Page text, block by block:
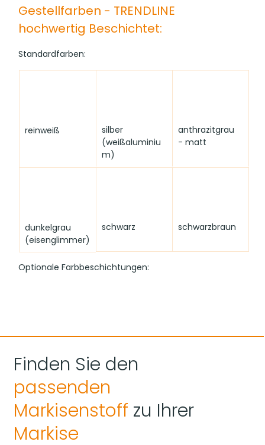
Gestellfarben - TRENDLINE
hochwertig Beschichtet:
Standardfarben:
reinweiß
silber
(weißaluminiu
m)
anthrazitgrau
- matt
dunkelgrau
(eisenglimmer)
schwarz schwarzbraun
Optionale Farbbeschichtungen:
Hinweis zur Farbdarstellung:
die hier gezeigten Farben je nach Bildschirmeinstellung
von den Originalfarbtönen abweichen können.
Finden Sie den
passenden
Markisenstoff zu Ihrer
Markise